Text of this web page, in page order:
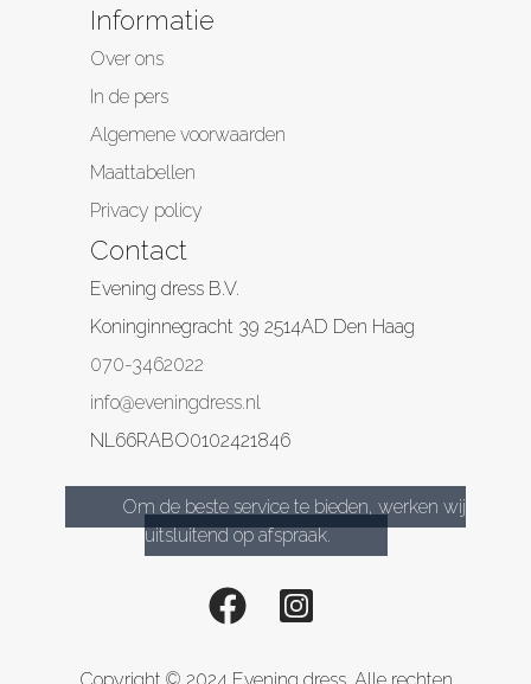
Informatie
Over ons
In de pers
Algemene voorwaarden
Maattabellen
Privacy policy
Contact
Evening dress B.V.
Koninginnegracht 39 2514AD Den Haag
070-3462022
info@eveningdress.nl
NL66RABO0102421846
Om de beste service te bieden, werken wij
uitsluitend op afspraak.